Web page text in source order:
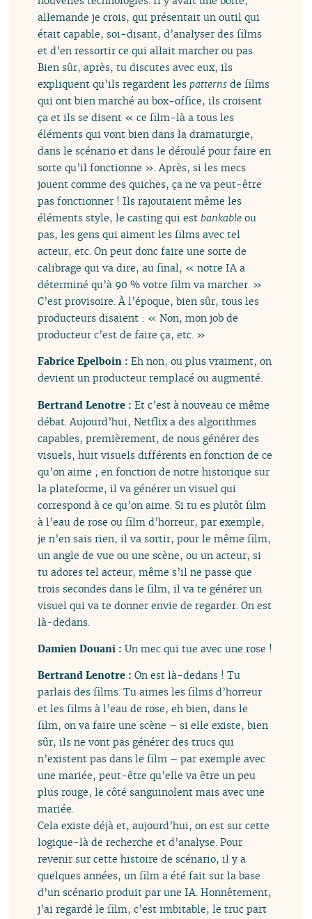
allemande je crois, qui présentait un outil qui
était capable, soi-disant, d’analyser des films
et d’en ressortir ce qui allait marcher ou pas.
Bien sûr, après, tu discutes avec eux, ils
expliquent qu’ils regardent les patterns de films
qui ont bien marché au box-office, ils croisent
ça et ils se disent « ce film-là a tous les
éléments qui vont bien dans la dramaturgie,
dans le scénario et dans le déroulé pour faire en
sorte qu’il fonctionne ». Après, si les mecs
jouent comme des quiches, ça ne va peut-être
pas fonctionner ! Ils rajoutaient même les
éléments style, le casting qui est bankable ou
pas, les gens qui aiment les films avec tel
acteur, etc. On peut donc faire une sorte de
calibrage qui va dire, au final, « notre IA a
déterminé qu’à 90 % votre film va marcher. »
C’est provisoire. À l’époque, bien sûr, tous les
producteurs disaient : « Non, mon job de
producteur c’est de faire ça, etc. »
Fabrice Epelboin :Eh non, ou plus vraiment, on
devient un producteur remplacé ou augmenté.
Bertrand Lenotre :Et c’est à nouveau ce même
débat. Aujourd’hui, Netflix a des algorithmes
capables, premièrement, de nous générer des
visuels, huit visuels différents en fonction de ce
qu’on aime ; en fonction de notre historique sur
la plateforme, il va générer un visuel qui
correspond à ce qu’on aime. Si tu es plutôt film
à l’eau de rose ou film d’horreur, par exemple,
je n’en sais rien, il va sortir, pour le même film,
un angle de vue ou une scène, ou un acteur, si
tu adores tel acteur, même s’il ne passe que
trois secondes dans le film, il va te générer un
visuel qui va te donner envie de regarder. On est
là-dedans.
Damien Douani :Un mec qui tue avec une rose !
Bertrand Lenotre :On est là-dedans ! Tu
parlais des films. Tu aimes les films d’horreur
et les films à l’eau de rose, eh bien, dans le
film, on va faire une scène – si elle existe, bien
sûr, ils ne vont pas générer des trucs qui
n’existent pas dans le film – par exemple avec
une mariée, peut-être qu’elle va être un peu
plus rouge, le côté sanguinolent mais avec une
mariée.
Cela existe déjà et, aujourd’hui, on est sur cette
logique-là de recherche et d’analyse. Pour
revenir sur cette histoire de scénario, il y a
quelques années, un film a été fait sur la base
d’un scénario produit par une IA. Honnêtement,
j’ai regardé le film, c’est imbitable, le truc part